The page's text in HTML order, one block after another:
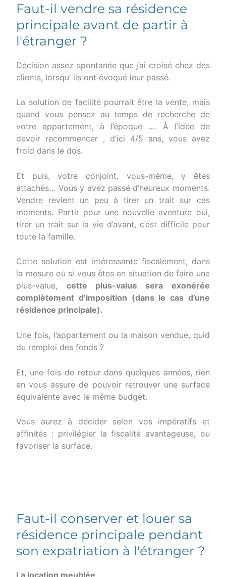
Faut-il vendre sa résidence
principale avant de partir à
l'étranger ?
Décision assez spontanée que j’ai croisé chez des
clients, lorsqu’ ils ont évoqué leur passé.
La solution de facilité pourrait être la vente, mais
quand vous pensez au temps de recherche de
votre appartement, à l’époque …. À l’idée de
devoir recommencer , d’ici 4/5 ans, vous avez
froid dans le dos.
Et puis, votre conjoint, vous-même, y êtes
attachés… Vous y avez passé d’heureux moments.
Vendre revient un peu à tirer un trait sur ces
moments. Partir pour une nouvelle aventure oui,
tirer un trait sur la vie d’avant, c’est difficile pour
toute la famille.
Cette solution est intéressante fiscalement, dans
la mesure où si vous êtes en situation de faire une
plus-value, cette plus-value sera exonérée
complètement d’imposition (dans le cas d’une
résidence principale).
Une fois, l’appartement ou la maison vendue, quid
du remploi des fonds ?
Et, une fois de retour dans quelques années, rien
en vous assure de pouvoir retrouver une surface
équivalente avec le même budget.
Vous aurez à décider selon vos impératifs et
affinités : privilégier la fiscalité avantageuse, ou
favoriser la surface.
Faut-il conserver et louer sa
résidence principale pendant
son expatriation à l'étranger ?
La location meublée